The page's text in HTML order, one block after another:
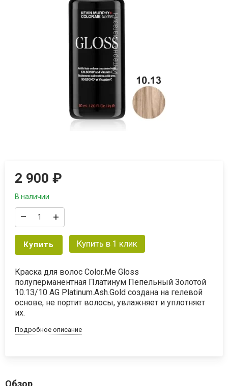
2 900₽
В наличии
– +
Купить Купить в 1 клик
Краска для волос Color.Me Gloss
полуперманентная Платинум Пепельный Золотой
10.13/10 AG Platinum.Ash.Gold создана на гелевой
основе, не портит волосы, увлажняет и уплотняет
их.
Подробное описание